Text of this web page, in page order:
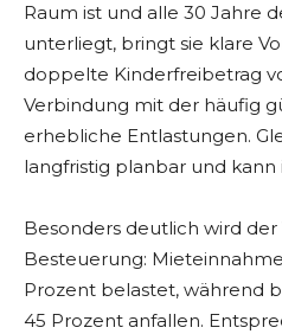
Raum ist und alle 30 Jahre
unterliegt, bringt sie klare
doppelte Kinderfreibetrag
Verbindung mit der häufig
erhebliche Entlastungen.
langfristig planbar und
Besonders deutlich wird
Besteuerung:
Prozent belastet, während
45 Prozent anfallen.